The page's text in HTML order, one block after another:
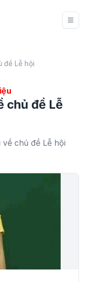
đề Lễ hội
chủ đề Lễ
chủ đề Lễ hội